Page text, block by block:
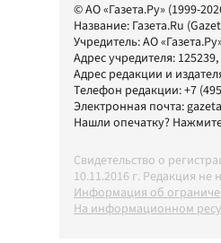
© АО «Газета.Ру» (1999-
Название: Газета.Ru
Учредитель:АО
Адрес учредителя:
Адрес редакции и
Телефон редакции:+7
Электронная почта:
Нашли опечатку?
Свидетельство о
10.11.2016 г. Редакция
Информация об
На информационном